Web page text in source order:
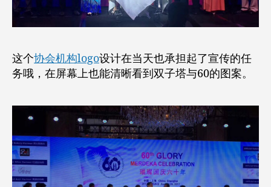
这个协会机构logo设计在当天也承担起了宣传的任
务哦，在屏幕上也能清晰看到双子塔与60的图案。